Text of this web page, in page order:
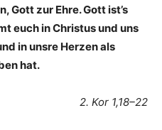
Gott zur Ehre. Gott ist’s
euch in Christus und uns
in unsre Herzen als
hat.
2. Kor 1,18–22